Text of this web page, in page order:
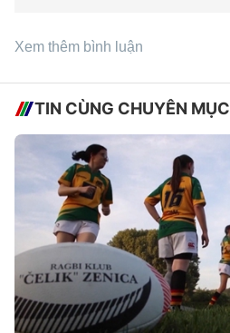
Xem thêm bình luận
TIN CÙNG CHUYÊN MỤC